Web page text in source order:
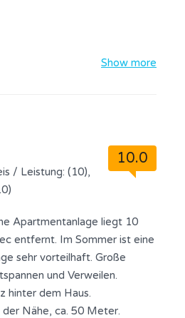
Show more
10.0
/ Leistung: (10),
Apartmentanlage liegt 10
entfernt. Im Sommer ist eine
sehr vorteilhaft. Große
und Verweilen.
hinter dem Haus.
Nähe, ca. 50 Meter.